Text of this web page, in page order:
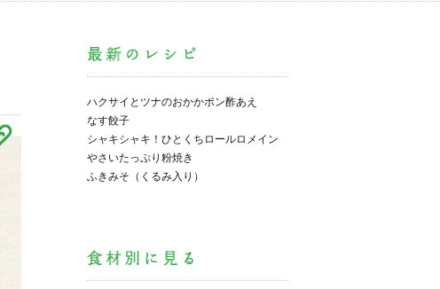
ハクサイとツナのおかかポン酢あえ
なす餃子
シャキシャキ！ひとくちロールロメイン
やさいたっぷり粉焼き
ふきみそ（くるみ入り）